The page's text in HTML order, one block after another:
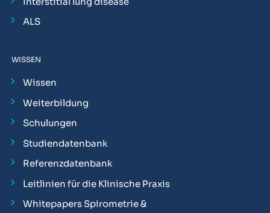
ALS
WISSEN
Wissen
Weiterbildung
Schulungen
Studiendatenbank
Referenzdatenbank
Leitlinien für die Klinische Praxis
Whitepapers Spirometrie &